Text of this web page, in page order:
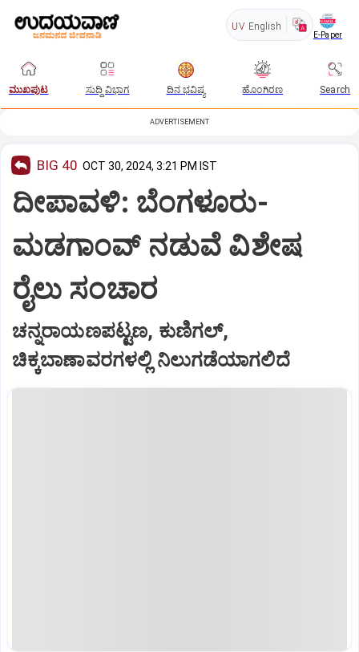
UV English
E-Paper
ಮುಖಪುಟ ಸುದ್ದಿ ವಿಭಾಗ ದಿನ ಭವಿಷ್ಯ ಹೊಂಗಿರಣ Search
ADVERTISEMENT
BIG 40 OCT 30, 2024, 3:21 PM IST
ದೀಪಾವಳಿ: ಬೆಂಗಳೂರು-
ಮಡಗಾಂವ್‌‌ ನಡುವೆ ವಿಶೇಷ
ರೈಲು ಸಂಚಾರ
ಚನ್ನರಾಯಣಪಟ್ಟಣ, ಕುಣಿಗಲ್‌,
ಚಿಕ್ಕಬಾಣಾವರಗಳಲ್ಲಿ ನಿಲುಗಡೆಯಾಗಲಿದೆ